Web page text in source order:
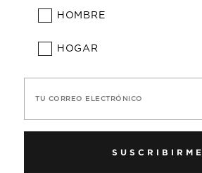
HOMBRE
HOGAR
TU CORREO ELECTRÓNICO
SUSCRIBIRME